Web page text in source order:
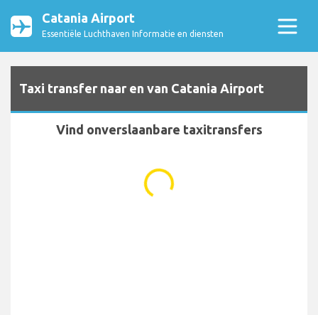
Catania Airport
Essentiële Luchthaven Informatie en diensten
Taxi transfer naar en van Catania Airport
Vind onverslaanbare taxitransfers
...